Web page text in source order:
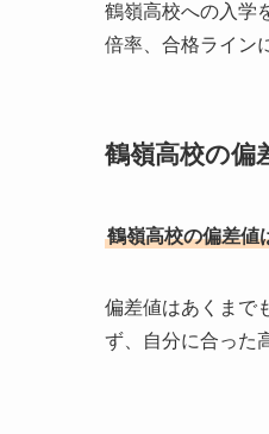
鶴嶺高校への入学
倍率、合格ライン
鶴嶺高校の偏
鶴嶺高校の偏差値
偏差値はあくまで
ず、自分に合った